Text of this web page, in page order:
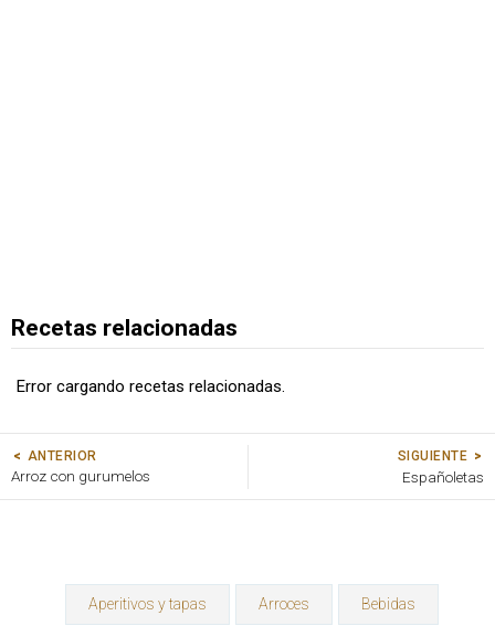
Recetas relacionadas
Error cargando recetas relacionadas.
ANTERIOR
Arroz con gurumelos
SIGUIENTE
Españoletas
Aperitivos y tapas Arroces Bebidas